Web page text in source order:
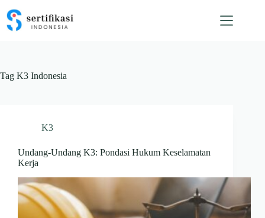
content
Tag K3 Indonesia
K3
Undang-Undang K3: Pondasi Hukum Keselamatan
Kerja